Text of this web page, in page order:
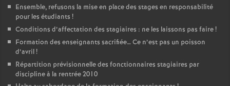
Ensemble, refusons la mise en place des stages en responsabilité
pour les étudiants !
Conditions d’affectation des stagiaires : ne les laissons pas faire!
Formation des enseignants sacrifiée… Ce n’est pas un poisson
d’avril!
Répartition prévisionnelle des fonctionnaires stagiaires par
discipline à la rentrée 2010